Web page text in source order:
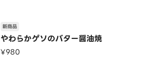
やわらかゲソのバター醤油焼
新商品
¥980